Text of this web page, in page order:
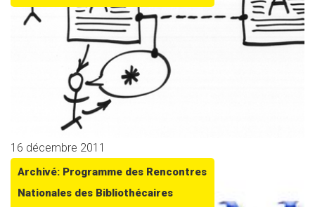
16 décembre 2011
Archivé: Programme des Rencontres
Nationales des Bibliothécaires